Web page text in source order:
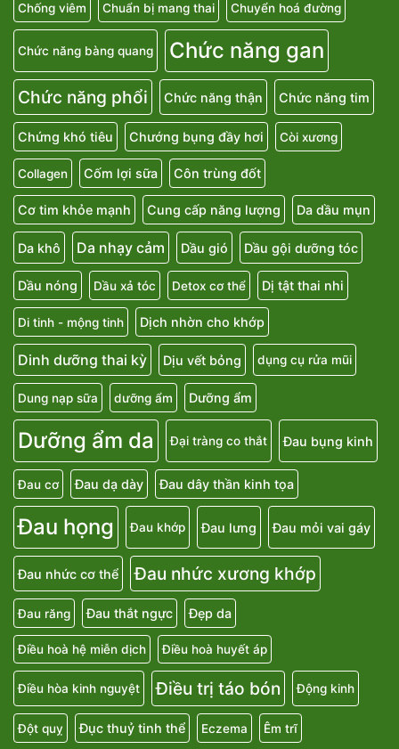
Chống viêm Chuẩn bị mang thai Chuyển hoá đường
Chức năng bàng quang Chức năng gan
Chức năng phổi Chức năng thận Chức năng tim
Chứng khó tiêu Chướng bụng đầy hơi Còi xương
Collagen Cốm lợi sữa Côn trùng đốt
Cơ tim khỏe mạnh Cung cấp năng lượng Da dầu mụn
Da khô Da nhạy cảm Dầu gió Dầu gội dưỡng tóc
Dầu nóng Dầu xả tóc Detox cơ thể Dị tật thai nhi
Di tinh - mộng tinh Dịch nhờn cho khớp
Dinh dưỡng thai kỳ Dịu vết bỏng dụng cụ rửa mũi
Dung nạp sữa dưỡng ẩm Dưỡng ẩm
Dưỡng ẩm da Đại tràng co thắt Đau bụng kinh
Đau cơ Đau dạ dày Đau dây thần kinh tọa
Đau họng Đau khớp Đau lưng Đau mỏi vai gáy
Đau nhức cơ thể Đau nhức xương khớp
Đau răng Đau thắt ngực Đẹp da
Điều hoà hệ miễn dịch Điều hoà huyết áp
Điều hòa kinh nguyệt Điều trị táo bón Động kinh
Đột quỵ Đục thuỷ tinh thể Eczema Êm trĩ